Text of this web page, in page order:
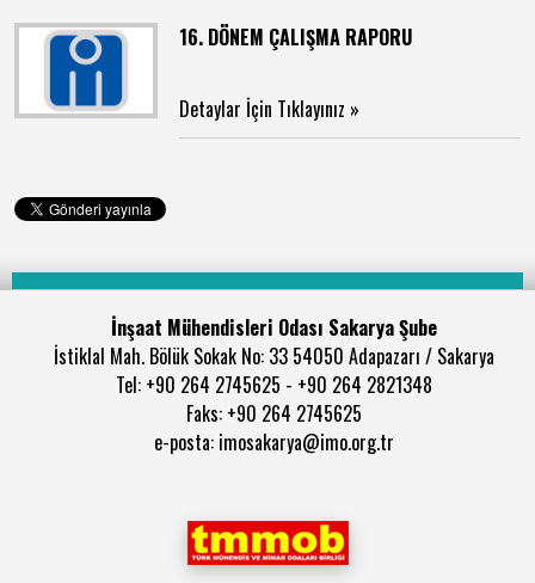
16. DÖNEM ÇALIŞMA RAPORU
Detaylar İçin Tıklayınız »
İnşaat Mühendisleri Odası Sakarya Şube
İstiklal Mah. Bölük Sokak No: 33 54050 Adapazarı / Sakarya
Tel: +90 264 2745625 - +90 264 2821348
Faks: +90 264 2745625
e-posta: imosakarya@imo.org.tr